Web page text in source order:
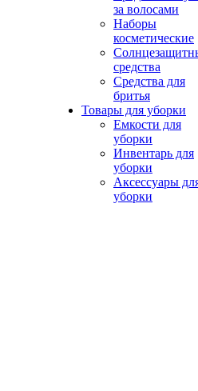
за волосами
Наборы
косметические
средства
Средства для
бритья
Товары для уборки
Емкости для
уборки
Инвентарь для
уборки
Аксессуары
уборки